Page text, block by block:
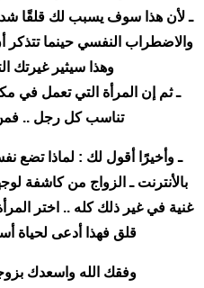
ـ لأن هذا سوف يسبب لك قلقًا
والاضطراب النفسي حينما
وهذا سيثير غيرتك
ـ ثم إن المرأة التي تعمل في
تناسب كل رجل ..
ـ وأخيرًَا أقول لك : لماذا تضع
بالأنترنت ـ الزواج من كاشفة
غنية في غير ذلك كله .. اختر
قلق فهذا أدعى لحياة
وفقك الله واسعدك